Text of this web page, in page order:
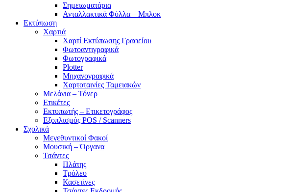
Σημειωματάρια
Ανταλλακτικά Φύλλα – Μπλοκ
Εκτύπωση
Χαρτιά
Χαρτί Εκτύπωσης Γραφείου
Φωτοαντιγραφικά
Φωτογραφικά
Plotter
Μηχανογραφικά
Χαρτοταινίες Ταμειακών
Μελάνια – Τόνερ
Ετικέτες
Εκτυπωτής – Ετικετογράφος
Εξοπλισμός POS / Scanners
Σχολικά
Μεγεθυντικοί Φακοί
Μουσική – Όργανα
Τσάντες
Πλάτης
Τρόλευ
Κασετίνες